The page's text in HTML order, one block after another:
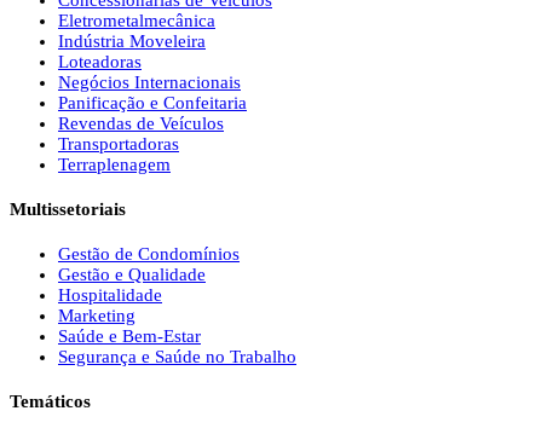
Eletrometalmecânica
Indústria Moveleira
Loteadoras
Negócios Internacionais
Panificação e Confeitaria
Revendas de Veículos
Transportadoras
Terraplenagem
Multissetoriais
Gestão de Condomínios
Gestão e Qualidade
Hospitalidade
Marketing
Saúde e Bem-Estar
Segurança e Saúde no Trabalho
Temáticos